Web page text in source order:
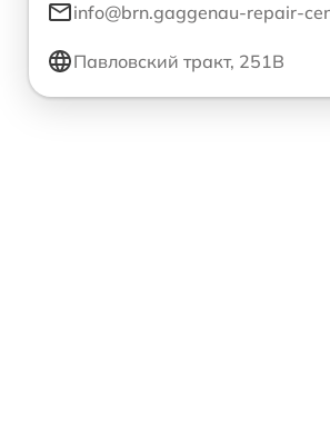
info@brn.gaggenau-repair-
Павловский тракт, 251В